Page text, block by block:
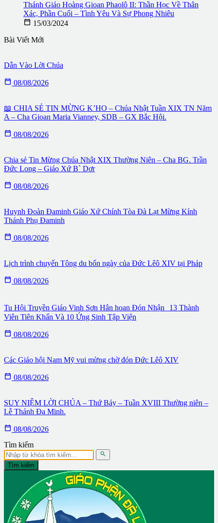
Thánh Giáo Hoàng Gioan Phaolô II: Thần Học Về Thân
Xác, Phần Cuối – Tình Yêu Và Sự Phong Nhiêu
 15/03/2024
Bài Viết Mới
Dẫn Vào Lời Chúa
 08/08/2026
📖 CHIA SẺ TIN MỪNG K’HO – Chúa Nhật Tuần XIX TN Năm
A – Cha Gioan Maria Vianney, SDB – GX Bắc Hội.
 08/08/2026
Chia sẻ Tin Mừng Chúa Nhật XIX Thường Niên – Cha BG. Trần
Đức Long – Giáo Xứ B` Dơr
 08/08/2026
Huynh Đoàn Đaminh Giáo Xứ Chính Tòa Đà Lạt Mừng Kính
Thánh Phụ Đaminh
 08/08/2026
Lịch trình chuyến Tông du bốn ngày của Đức Lêô XIV tại Pháp
 08/08/2026
Tu Hội Truyền Giáo Vinh Sơn Hân hoan Đón Nhận 13 Thành
Viên Tiên Khấn Và 10 Ứng Sinh Tập Viện
 08/08/2026
Các Giáo hội Nam Mỹ vui mừng chờ đón Đức Lêô XIV
 08/08/2026
SUY NIỆM LỜI CHÚA – Thứ Bảy – Tuần XVIII Thường niên –
Lễ Thánh Đa Minh.
 08/08/2026
Tìm kiếm

Tìm kiếm